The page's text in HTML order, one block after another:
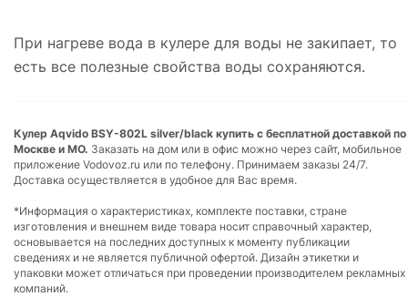
При нагреве вода в кулере для воды не закипает, то
есть все полезные свойства воды сохраняются.
Кулер Aqvido BSY-802L silver/black купить с бесплатной доставкой по
Москве и МО. Заказать на дом или в офис можно через сайт, мобильное
приложение Vodovoz.ru или по телефону. Принимаем заказы 24/7.
Доставка осуществляется в удобное для Вас время.
*Информация о характеристиках, комплекте поставки, стране
изготовления и внешнем виде товара носит справочный характер,
основывается на последних доступных к моменту публикации
сведениях и не является публичной офертой. Дизайн этикетки и
упаковки может отличаться при проведении производителем рекламных
компаний.